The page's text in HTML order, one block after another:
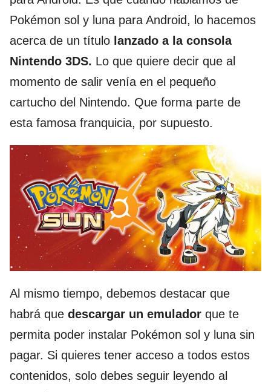
Pokémon sol y luna para Android, lo hacemos
acerca de un título lanzado a la consola
Nintendo 3DS. Lo que quiere decir que al
momento de salir venía en el pequeño
cartucho del Nintendo. Que forma parte de
esta famosa franquicia, por supuesto.
Al mismo tiempo, debemos destacar que
habrá que descargar un emulador que te
permita poder instalar Pokémon sol y luna sin
pagar. Si quieres tener acceso a todos estos
contenidos, solo debes seguir leyendo al